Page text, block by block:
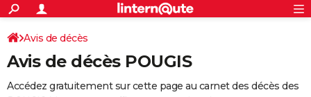
ACTUALITÉS
Politique
Société
Faits Divers
Education
Monde
Villes
+
SPORT
Coupe du monde 2026
Football
Tennis
Cyclisme
Rugby
Forum
Avis de décès
Avis de décès POUGIS
Accédez gratuitement sur cette page au carnet des décès des